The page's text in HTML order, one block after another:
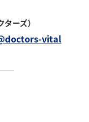
ーズ）
vital